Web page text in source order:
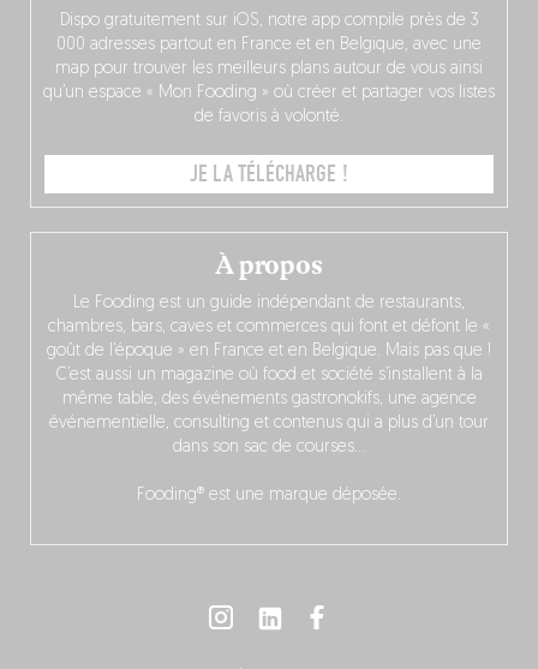
À propos
Le Fooding est un guide indépendant de restaurants,
chambres, bars, caves et commerces qui font et défont le «
goût de l’époque » en France et en Belgique. Mais pas que !
C’est aussi un magazine où food et société s’installent à la
même table, des événements gastronokifs, une agence
événementielle, consulting et contenus qui a plus d’un tour
dans son sac de courses…
Fooding® est une marque déposée.
Dispo gratuitement sur iOS, notre app compile près de 3
000 adresses partout en France et en Belgique, avec une
map pour trouver les meilleurs plans autour de vous ainsi
qu’un espace « Mon Fooding » où créer et partager vos listes
de favoris à volonté.
JE LA TÉLÉCHARGE !